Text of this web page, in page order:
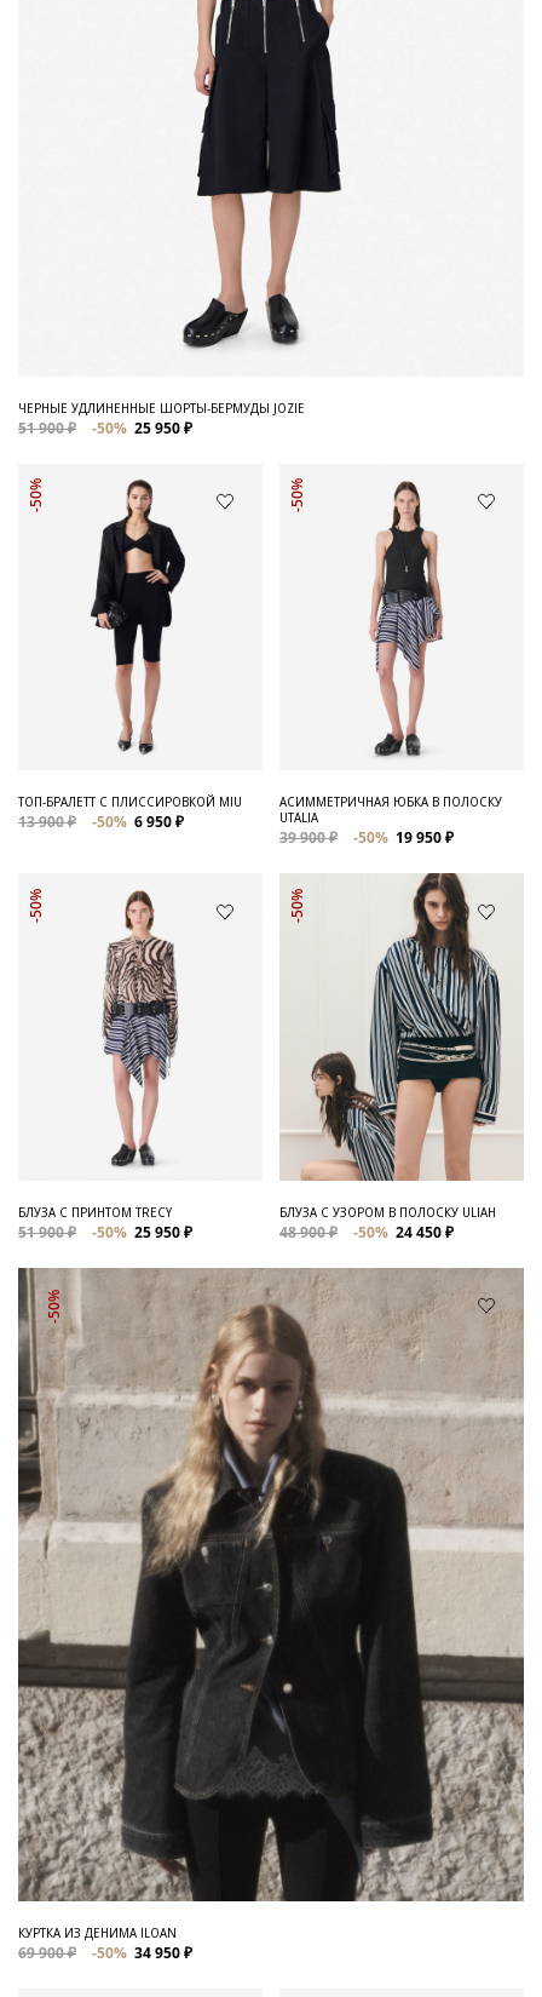
ЧЕРНЫЕ УДЛИНЕННЫЕ ШОРТЫ-БЕРМУДЫ JOZIE
51 900 ₽ -50% 25 950 ₽
-50%
ТОП-БРАЛЕТТ С ПЛИССИРОВКОЙ MIU
13 900 ₽ -50% 6 950 ₽
-50%
АСИММЕТРИЧНАЯ ЮБКА В ПОЛОСКУ
UTALIA
39 900 ₽ -50% 19 950 ₽
-50%
БЛУЗА С ПРИНТОМ TRECY
51 900 ₽ -50% 25 950 ₽
-50%
БЛУЗА С УЗОРОМ В ПОЛОСКУ ULIAH
48 900 ₽ -50% 24 450 ₽
-50%
КУРТКА ИЗ ДЕНИМА ILOAN
69 900 ₽ -50% 34 950 ₽